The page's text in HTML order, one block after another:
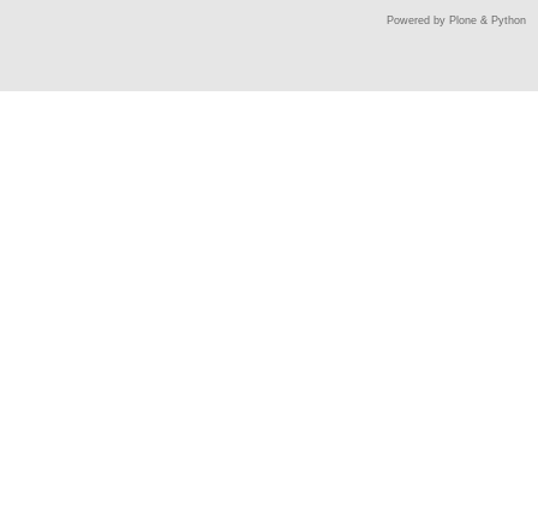
Powered by Plone & Python